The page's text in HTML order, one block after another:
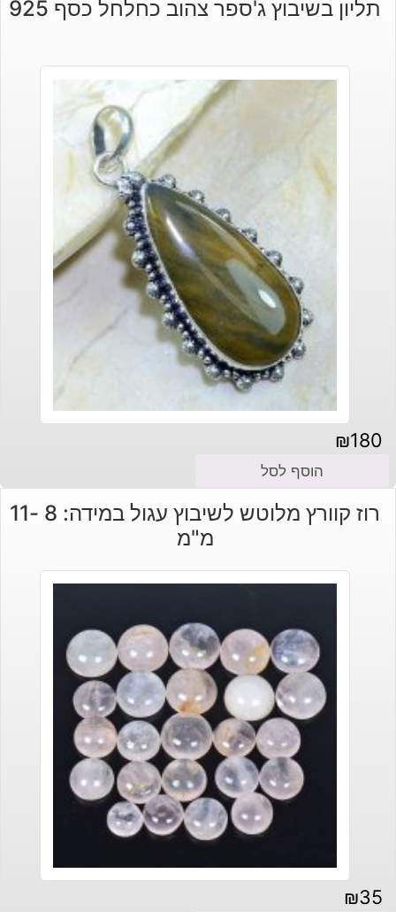
תליון בשיבוץ ג'ספר צהוב כחלחל כסף 925
₪180
הוסף לסל
רוז קוורץ מלוטש לשיבוץ עגול במידה: 8 -11
מ"מ
₪35